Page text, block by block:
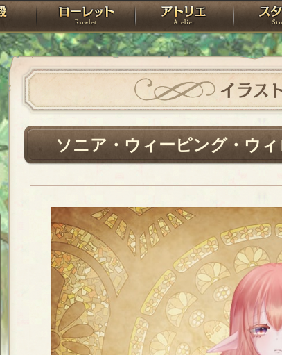
PandoraPartyProject
神殿 ローレット アトリエ
イラス
ソニア・ウィーピング・ウ